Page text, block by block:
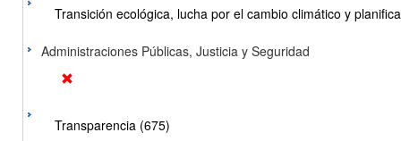
Transición ecológica, lucha por el cambio climático y
Administraciones Públicas, Justicia y Seguridad
Transparencia (675)